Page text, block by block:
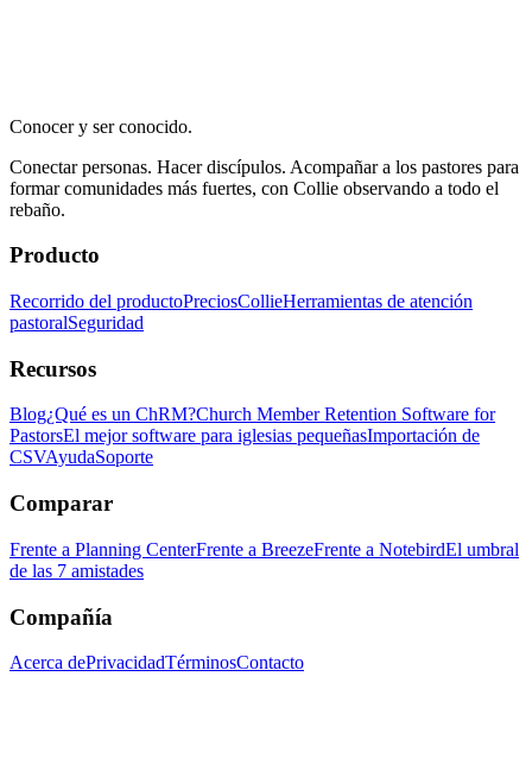
Conocer y ser conocido.
Conectar personas. Hacer discípulos. Acompañar a los pastores para
formar comunidades más fuertes, con Collie observando a todo el
rebaño.
Producto
Recorrido del productoPreciosCollieHerramientas de atención
pastoralSeguridad
Recursos
Blog¿Qué es un ChRM?Church Member Retention Software for
PastorsEl mejor software para iglesias pequeñasImportación de
CSVAyudaSoporte
Comparar
Frente a Planning CenterFrente a BreezeFrente a NotebirdEl umbral
de las 7 amistades
Compañía
Acerca dePrivacidadTérminosContacto